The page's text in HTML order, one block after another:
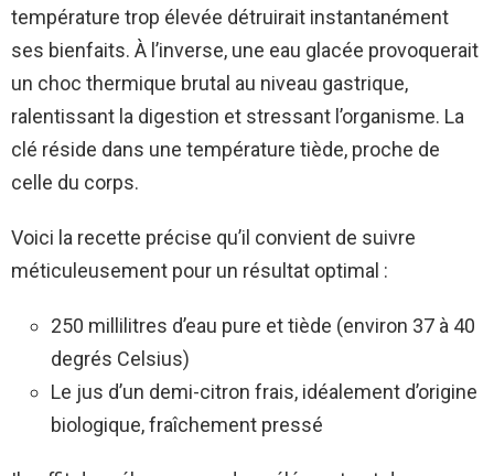
température trop élevée détruirait instantanément
ses bienfaits. À l’inverse, une eau glacée provoquerait
un choc thermique brutal au niveau gastrique,
ralentissant la digestion et stressant l’organisme. La
clé réside dans une température tiède, proche de
celle du corps.
Voici la recette précise qu’il convient de suivre
méticuleusement pour un résultat optimal :
250 millilitres d’eau pure et tiède (environ 37 à 40
degrés Celsius)
Le jus d’un demi-citron frais, idéalement d’origine
biologique, fraîchement pressé